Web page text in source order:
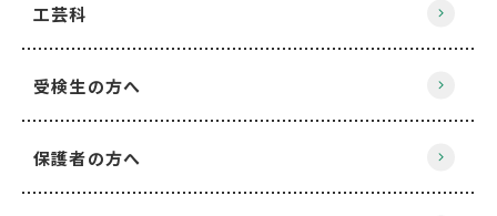
工芸科
受検生の方へ
保護者の方へ